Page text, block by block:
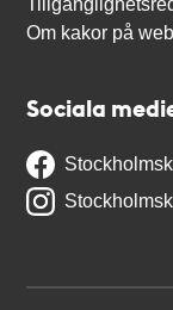
Om kakor på
Sociala